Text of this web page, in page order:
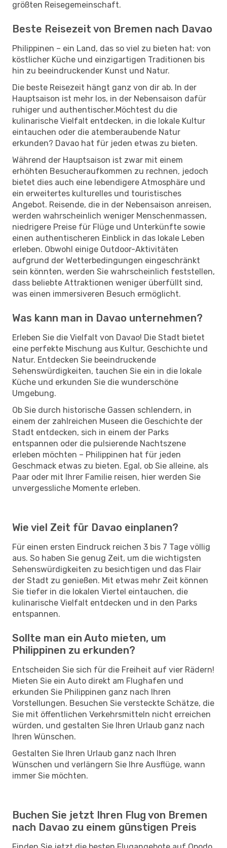
größten Reisegemeinschaft.
Beste Reisezeit von Bremen nach Davao
Philippinen – ein Land, das so viel zu bieten hat: von
köstlicher Küche und einzigartigen Traditionen bis
hin zu beeindruckender Kunst und Natur.
Die beste Reisezeit hängt ganz von dir ab. In der
Hauptsaison ist mehr los, in der Nebensaison dafür
ruhiger und authentischer.Möchtest du die
kulinarische Vielfalt entdecken, in die lokale Kultur
eintauchen oder die atemberaubende Natur
erkunden? Davao hat für jeden etwas zu bieten.
Während der Hauptsaison ist zwar mit einem
erhöhten Besucheraufkommen zu rechnen, jedoch
bietet dies auch eine lebendigere Atmosphäre und
ein erweitertes kulturelles und touristisches
Angebot. Reisende, die in der Nebensaison anreisen,
werden wahrscheinlich weniger Menschenmassen,
niedrigere Preise für Flüge und Unterkünfte sowie
einen authentischeren Einblick in das lokale Leben
erleben. Obwohl einige Outdoor-Aktivitäten
aufgrund der Wetterbedingungen eingeschränkt
sein könnten, werden Sie wahrscheinlich feststellen,
dass beliebte Attraktionen weniger überfüllt sind,
was einen immersiveren Besuch ermöglicht.
Was kann man in Davao unternehmen?
Erleben Sie die Vielfalt von Davao! Die Stadt bietet
eine perfekte Mischung aus Kultur, Geschichte und
Natur. Entdecken Sie beeindruckende
Sehenswürdigkeiten, tauchen Sie ein in die lokale
Küche und erkunden Sie die wunderschöne
Umgebung.
Ob Sie durch historische Gassen schlendern, in
einem der zahlreichen Museen die Geschichte der
Stadt entdecken, sich in einem der Parks
entspannen oder die pulsierende Nachtszene
erleben möchten – Philippinen hat für jeden
Geschmack etwas zu bieten. Egal, ob Sie alleine, als
Paar oder mit Ihrer Familie reisen, hier werden Sie
unvergessliche Momente erleben.
Wie viel Zeit für Davao einplanen?
Für einen ersten Eindruck reichen 3 bis 7 Tage völlig
aus. So haben Sie genug Zeit, um die wichtigsten
Sehenswürdigkeiten zu besichtigen und das Flair
der Stadt zu genießen. Mit etwas mehr Zeit können
Sie tiefer in die lokalen Viertel eintauchen, die
kulinarische Vielfalt entdecken und in den Parks
entspannen.
Sollte man ein Auto mieten, um
Philippinen zu erkunden?
Entscheiden Sie sich für die Freiheit auf vier Rädern!
Mieten Sie ein Auto direkt am Flughafen und
erkunden Sie Philippinen ganz nach Ihren
Vorstellungen. Besuchen Sie versteckte Schätze, die
Sie mit öffentlichen Verkehrsmitteln nicht erreichen
würden, und gestalten Sie Ihren Urlaub ganz nach
Ihren Wünschen.
Gestalten Sie Ihren Urlaub ganz nach Ihren
Wünschen und verlängern Sie Ihre Ausflüge, wann
immer Sie möchten.
Buchen Sie jetzt Ihren Flug von Bremen
nach Davao zu einem günstigen Preis